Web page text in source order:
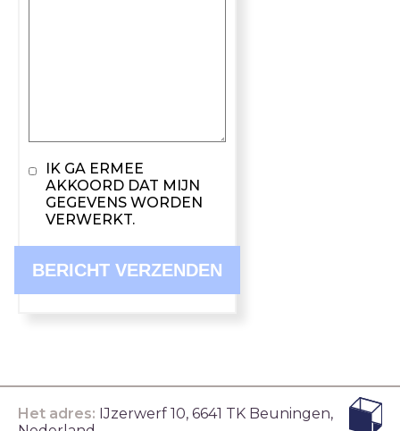
IK GA ERMEE
AKKOORD DAT MIJN
GEGEVENS WORDEN
VERWERKT.
BERICHT VERZENDEN
Het adres: IJzerwerf 10, 6641 TK Beuningen,